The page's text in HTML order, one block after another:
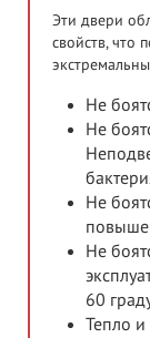
Эти двери
свойств, что
Не
Не
Не
Не
60
Тепло